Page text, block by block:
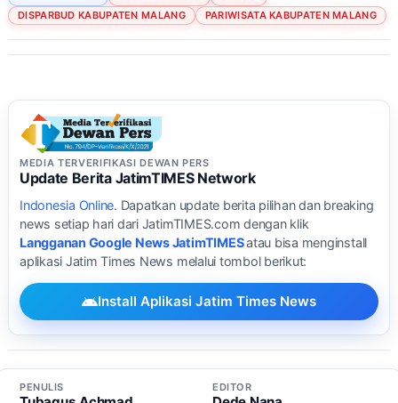
DISPARBUD KABUPATEN MALANG
PARIWISATA KABUPATEN MALANG
MEDIA TERVERIFIKASI DEWAN PERS
Update Berita JatimTIMES Network
Indonesia Online. Dapatkan update berita pilihan dan breaking
news setiap hari dari JatimTIMES.com dengan klik
Langganan Google News JatimTIMESatau bisa menginstall
aplikasi Jatim Times News melalui tombol berikut:
Install Aplikasi Jatim Times News
PENULIS EDITOR